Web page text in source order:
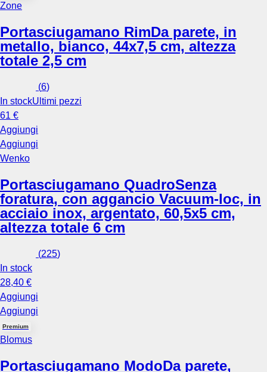
Zone
Portasciugamano RimDa parete, in
metallo, bianco, 44x7,5 cm, altezza
totale 2,5 cm
(6)
In stockUltimi pezzi
61 €
Aggiungi
Aggiungi
Wenko
Portasciugamano QuadroSenza
foratura, con aggancio Vacuum-loc, in
acciaio inox, argentato, 60,5x5 cm,
altezza totale 6 cm
(225)
In stock
28,40 €
Aggiungi
Aggiungi
Premium
Blomus
Portasciugamano ModoDa parete,